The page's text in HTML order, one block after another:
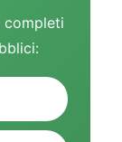
completi